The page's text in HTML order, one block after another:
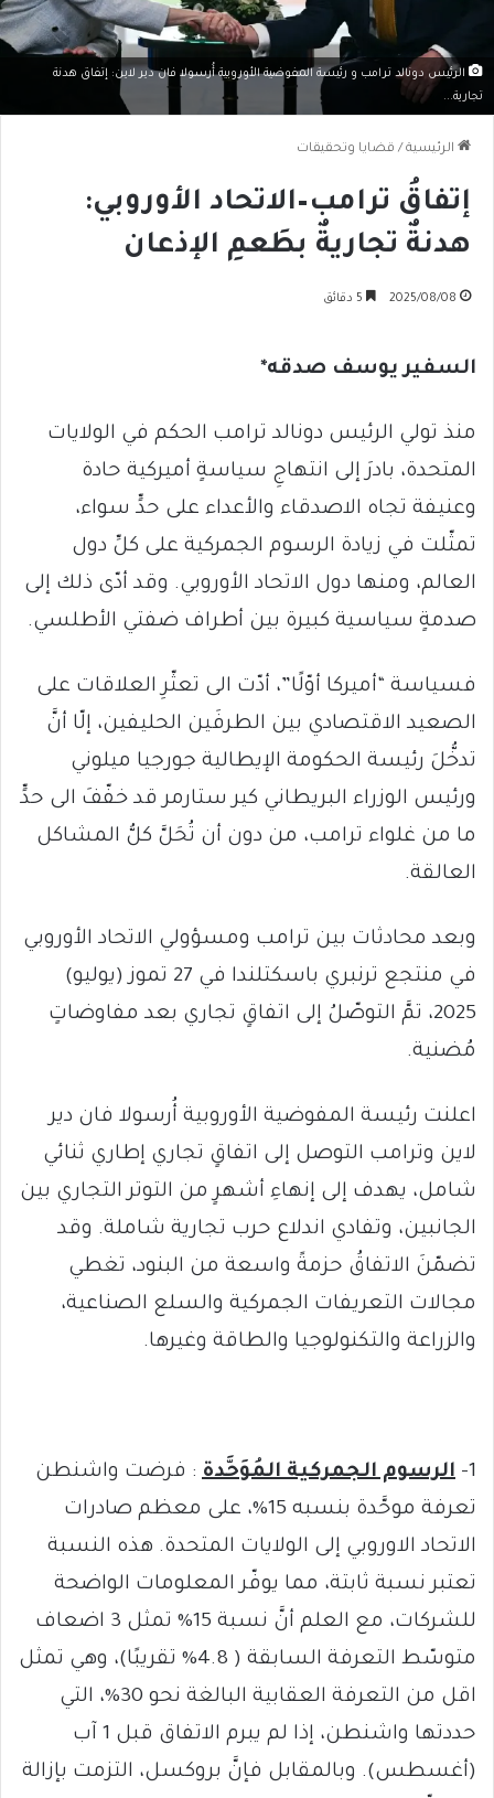
الرئيس دونالد ترامب و رئيسة المفوضية الأوروبية أُرسولا فان دير لاين: إتفاق هدنة
تجارية...
الرئيسية / قضايا وتحقيقات
إتفاقُ ترامب–الاتحاد الأوروبي:
هدنةٌ تجاريةٌ بطَعمِ الإذعان
2025/08/08
السفير يوسف صدقه*
منذ تولي الرئيس دونالد ترامب الحكم في الولايات
المتحدة، بادرَ إلى انتهاجِ سياسةٍ أميركية حادة
وعنيفة تجاه الاصدقاء والأعداء على حدٍّ سواء،
تمثّلت في زيادة الرسوم الجمركية على كلِّ دول
العالم، ومنها دول الاتحاد الأوروبي. وقد أدّى ذلك إلى
صدمةٍ سياسية كبيرة بين أطراف ضفتي الأطلسي.
فسياسة “أميركا أوّلًا”، أدّت الى تعثّرِ العلاقات على
الصعيد الاقتصادي بين الطرفَين الحليفين، إلّا أنَّ
تدخُّلَ رئيسة الحكومة الإيطالية جورجيا ميلوني
ورئيس الوزراء البريطاني كير ستارمر قد خفّفَ الى حدٍّ
ما من غلواء ترامب، من دون أن تُحَلَّ كلُّ المشاكل
العالقة.
وبعد محادثات بين ترامب ومسؤولي الاتحاد الأوروبي
في منتجع ترنبري باسكتلندا في 27 تموز (يوليو)
2025، تمَّ التوصّلُ إلى اتفاقٍ تجاري بعد مفاوضاتٍ
مُضنية.
اعلنت رئيسة المفوضية الأوروبية أُرسولا فان دير
لاين وترامب التوصل إلى اتفاقٍ تجاري إطاري ثنائي
شامل، يهدف إلى إنهاءِ أشهرٍ من التوتر التجاري بين
الجانبين، وتفادي اندلاع حرب تجارية شاملة. وقد
تضمّنَ الاتفاقُ حزمةً واسعة من البنود، تغطي
مجالات التعريفات الجمركية والسلع الصناعية،
والزراعة والتكنولوجيا والطاقة وغيرها.
1- الرسوم الجمركية المُوَحَّدة : فرضت واشنطن
تعرفة موحَّدة بنسبه 15%، على معظم صادرات
الاتحاد الاوروبي إلى الولايات المتحدة. هذه النسبة
تعتبر نسبة ثابتة، مما يوفّر المعلومات الواضحة
للشركات، مع العلم أنَّ نسبة 15% تمثل 3 اضعاف
متوسّط التعرفة السابقة ( 4.8% تقريبًا)، وهي تمثل
اقل من التعرفة العقابية البالغة نحو 30%، التي
حددتها واشنطن، إذا لم يبرم الاتفاق قبل 1 آب
(أغسطس). وبالمقابل فإنَّ بروكسل، التزمت بإزالة